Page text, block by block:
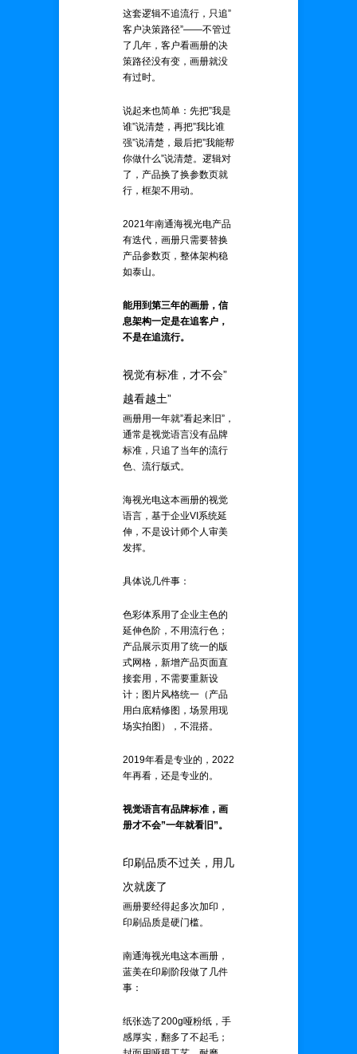
这套逻辑不追流行，只追”
客户决策路径”——不管过
了几年，客户看画册的决
策路径没有变，画册就没
有过时。
说起来也简单：先把”我是
谁”说清楚，再把”我比谁
强”说清楚，最后把”我能帮
你做什么”说清楚。逻辑对
了，产品换了换参数页就
行，框架不用动。
2021年南通海视光电产品
有迭代，画册只需要替换
产品参数页，整体架构稳
如泰山。
能用到第三年的画册，信
息架构一定是在追客户，
不是在追流行。
视觉有标准，才不会”
越看越土”
画册用一年就”看起来旧”，
通常是视觉语言没有品牌
标准，只追了当年的流行
色、流行版式。
海视光电这本画册的视觉
语言，基于企业VI系统延
伸，不是设计师个人审美
发挥。
具体说几件事：
色彩体系用了企业主色的
延伸色阶，不用流行色；
产品展示页用了统一的版
式网格，新增产品页面直
接套用，不需要重新设
计；图片风格统一（产品
用白底精修图，场景用现
场实拍图），不混搭。
2019年看是专业的，2022
年再看，还是专业的。
视觉语言有品牌标准，画
册才不会”一年就看旧”。
印刷品质不过关，用几
次就废了
画册要经得起多次加印，
印刷品质是硬门槛。
南通海视光电这本画册，
蓝美在印刷阶段做了几件
事：
纸张选了200g哑粉纸，手
感厚实，翻多了不起毛；